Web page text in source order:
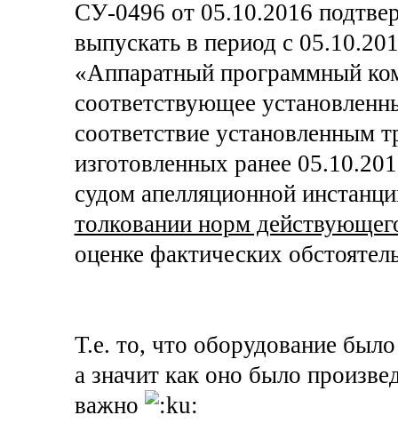
СУ-0496 от 05.10.2016
выпускать в период с
«Аппаратный программный
соответствующее
соответствие установленным
изготовленных ранее
судом апелляционной
толковании норм
оценке фактических
Т.е. то, что оборудование
а значит как оно было
важно